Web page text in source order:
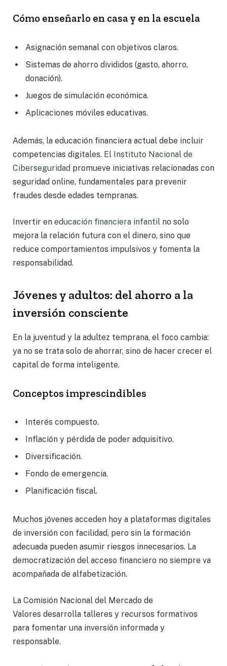
Cómo enseñarlo en casa y en la escuela
Asignación semanal con objetivos claros.
Sistemas de ahorro divididos (gasto, ahorro,
donación).
Juegos de simulación económica.
Aplicaciones móviles educativas.
Además, la educación financiera actual debe incluir
competencias digitales. El Instituto Nacional de
Ciberseguridad promueve iniciativas relacionadas con
seguridad online, fundamentales para prevenir
fraudes desde edades tempranas.
Invertir en educación financiera infantil no solo
mejora la relación futura con el dinero, sino que
reduce comportamientos impulsivos y fomenta la
responsabilidad.
Jóvenes y adultos: del ahorro a la
inversión consciente
En la juventud y la adultez temprana, el foco cambia:
ya no se trata solo de ahorrar, sino de hacer crecer el
capital de forma inteligente.
Conceptos imprescindibles
Interés compuesto.
Inflación y pérdida de poder adquisitivo.
Diversificación.
Fondo de emergencia.
Planificación fiscal.
Muchos jóvenes acceden hoy a plataformas digitales
de inversión con facilidad, pero sin la formación
adecuada pueden asumir riesgos innecesarios. La
democratización del acceso financiero no siempre va
acompañada de alfabetización.
La Comisión Nacional del Mercado de
Valores desarrolla talleres y recursos formativos
para fomentar una inversión informada y
responsable.